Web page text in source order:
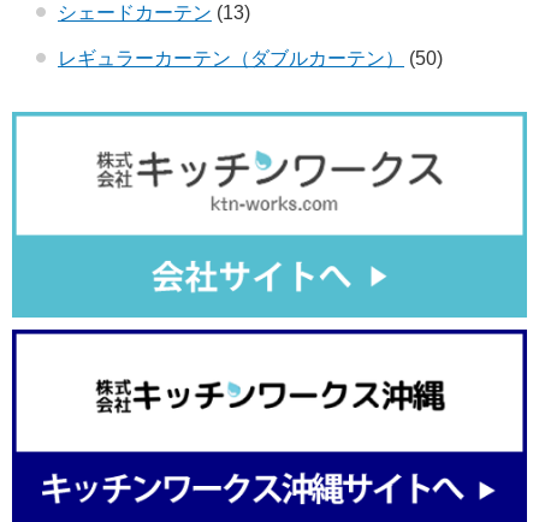
シェードカーテン (13)
レギュラーカーテン（ダブルカーテン） (50)